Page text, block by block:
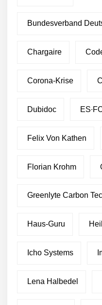
Bundesverband
Chargaire
Corona-Krise
Dubidoc
Felix Von Kathen
Florian Krohm
Greenlyte Carbon
Haus-Guru
Icho Systems
Lena Halbedel